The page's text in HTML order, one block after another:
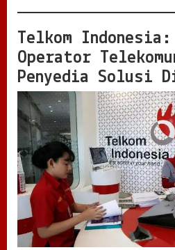
Telkom
Operator
Penyedia Solusi